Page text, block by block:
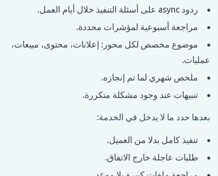
ردود async على أسئلة التنفيذ خلال أيام العمل.
مراجعة أسبوعية لمؤشرات محددة.
موضوع مخصص لكل محور: إعلانات، محتوى، مبيعات،
عمليات.
ملخص شهري لما تم إنجازه.
تنبيهات عند وجود مشكلة متكررة.
بعدها حدد ما لا يدخل في الخدمة:
تنفيذ كامل بدلا من العميل.
طلبات عاجلة خارج الاتفاق.